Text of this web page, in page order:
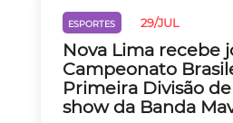
ESPORTES 29/JUL
Nova Lima recebe
Campeonato
Primeira Divisão
show da Banda